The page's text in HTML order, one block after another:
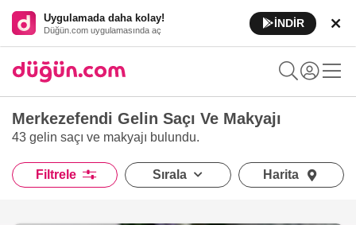
Uygulamada daha kolay!
Düğün.com uygulamasında aç
İNDİR
Merkezefendi Gelin Saçı Ve Makyajı
43 gelin saçı ve makyajı bulundu.
Filtrele Sırala Harita